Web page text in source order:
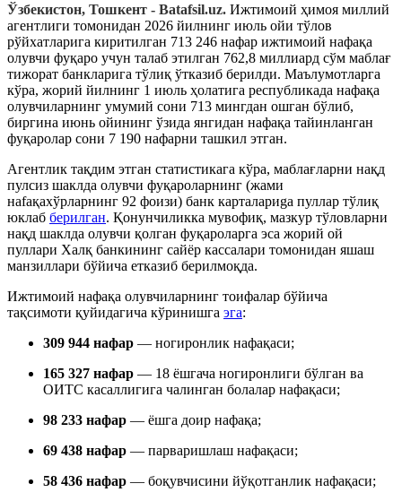
Ўзбекистон, Тошкент - Batafsil.uz. Ижтимоий ҳимоя миллий
агентлиги томонидан 2026 йилнинг июль ойи тўлов
рўйхатларига киритилган 713 246 нафар ижтимоий нафақа
олувчи фуқаро учун талаб этилган 762,8 миллиард сўм маблағ
тижорат банкларига тўлиқ ўтказиб берилди. Маълумотларга
кўра, жорий йилнинг 1 июль ҳолатига республикада нафақа
олувчиларнинг умумий сони 713 мингдан ошган бўлиб,
биргина июнь ойининг ўзида янгидан нафақа тайинланган
фуқаролар сони 7 190 нафарни ташкил этган.
Агентлик тақдим этган статистикага кўра, маблағларни нақд
пулсиз шаклда олувчи фуқароларнинг (жами
наfaқахўрларнинг 92 фоизи) банк карталариga пуллар тўлиқ
юклаб берилган. Қонунчиликка мувофиқ, мазкур тўловларни
нақд шаклда олувчи қолган фуқароларга эса жорий ой
пуллари Халқ банкининг сайёр кассалари томонидан яшаш
манзиллари бўйича етказиб берилмоқда.
Ижтимоий нафақа олувчиларнинг тоифалар бўйича
тақсимоти қуйидагича кўринишга эга:
309 944 нафар — ногиронлик нафақаси;
165 327 нафар — 18 ёшгача ногиронлиги бўлган ва
ОИТС касаллигига чалинган болалар нафақаси;
98 233 нафар — ёшга доир нафақа;
69 438 нафар — парваришлаш нафақаси;
58 436 нафар — боқувчисини йўқотганлик нафақаси;